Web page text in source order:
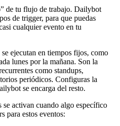
de tu flujo de trabajo. Dailybot
de trigger, para que puedas
cualquier evento en tu
ejecutan en tiempos fijos, como
lunes por la mañana. Son la
como standups,
periódicos. Configuras la
se encarga del resto.
se activan cuando algo específico
para estos eventos: